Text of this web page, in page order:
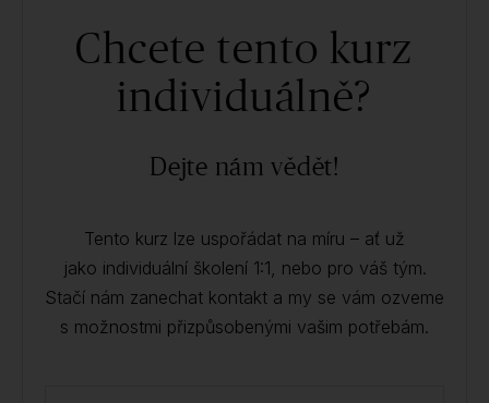
Chcete tento kurz
individuálně?
Dejte nám vědět!
Tento kurz lze uspořádat na míru – ať už
jako individuální školení 1:1, nebo pro váš tým.
Stačí nám zanechat kontakt a my se vám ozveme
s možnostmi přizpůsobenými vašim potřebám.